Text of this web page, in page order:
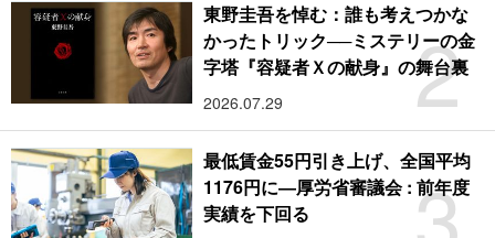
2
東野圭吾を悼む：誰も考えつかな
かったトリック──ミステリーの金
字塔『容疑者Ｘの献身』の舞台裏
2026.07.29
最低賃金55円引き上げ、全国平均
1176円に―厚労省審議会 : 前年度
実績を下回る